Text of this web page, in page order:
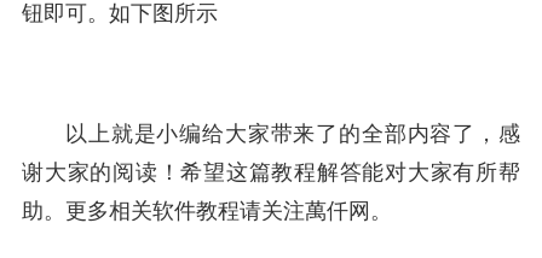
钮即可。如下图所示
以上就是小编给大家带来了的全部内容了，感
谢大家的阅读！希望这篇教程解答能对大家有所帮
助。更多相关软件教程请关注萬仟网。